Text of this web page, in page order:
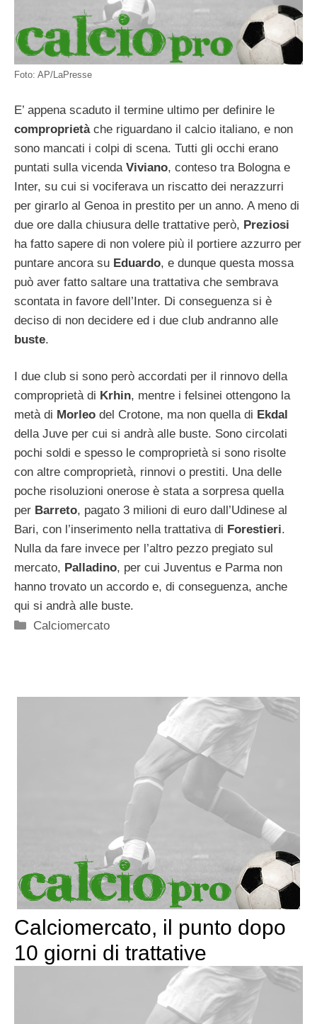
Foto: AP/LaPresse
E’ appena scaduto il termine ultimo per definire le
comproprietà che riguardano il calcio italiano, e non
sono mancati i colpi di scena. Tutti gli occhi erano
puntati sulla vicenda Viviano, conteso tra Bologna e
Inter, su cui si vociferava un riscatto dei nerazzurri
per girarlo al Genoa in prestito per un anno. A meno di
due ore dalla chiusura delle trattative però, Preziosi
ha fatto sapere di non volere più il portiere azzurro per
puntare ancora su Eduardo, e dunque questa mossa
può aver fatto saltare una trattativa che sembrava
scontata in favore dell’Inter. Di conseguenza si è
deciso di non decidere ed i due club andranno alle
buste.
I due club si sono però accordati per il rinnovo della
comproprietà di Krhin, mentre i felsinei ottengono la
metà di Morleo del Crotone, ma non quella di Ekdal
della Juve per cui si andrà alle buste. Sono circolati
pochi soldi e spesso le comproprietà si sono risolte
con altre comproprietà, rinnovi o prestiti. Una delle
poche risoluzioni onerose è stata a sorpresa quella
per Barreto, pagato 3 milioni di euro dall’Udinese al
Bari, con l’inserimento nella trattativa di Forestieri.
Nulla da fare invece per l’altro pezzo pregiato sul
mercato, Palladino, per cui Juventus e Parma non
hanno trovato un accordo e, di conseguenza, anche
qui si andrà alle buste.
Categorie
Calciomercato
Calciomercato, il punto dopo
10 giorni di trattative